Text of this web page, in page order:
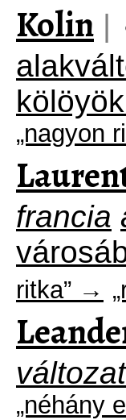
Kolin |
„nagyon
francia
ritka” →
„néhány